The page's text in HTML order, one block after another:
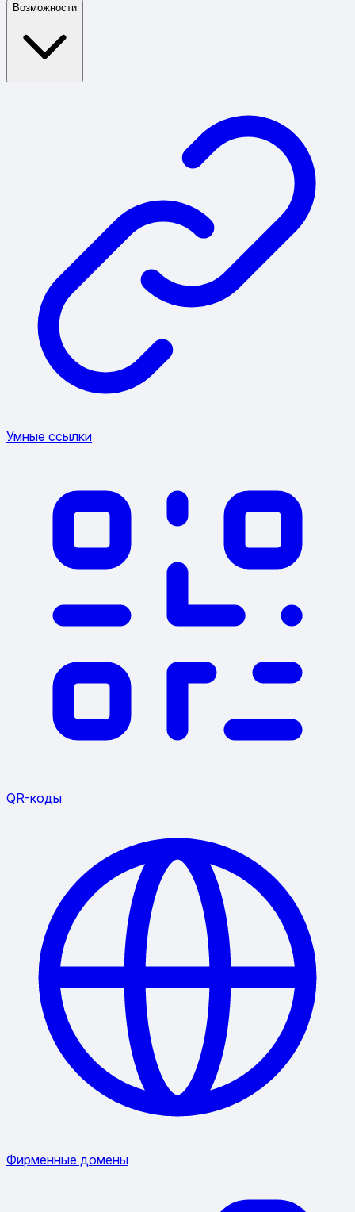
Возможности
Умные ссылки
QR-коды
Фирменные домены